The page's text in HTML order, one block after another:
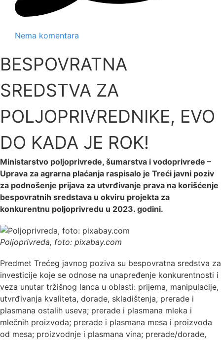
Nema komentara
BESPOVRATNA
SREDSTVA ZA
POLJOPRIVREDNIKE, EVO
DO KADA JE ROK!
Ministarstvo poljoprivrede, šumarstva i vodoprivrede –
Uprava za agrarna plaćanja raspisalo je Treći javni poziv
za podnošenje prijava za utvrđivanje prava na korišćenje
bespovratnih sredstava u okviru projekta za
konkurentnu poljoprivredu u 2023. godini.
Poljoprivreda, foto: pixabay.com
Predmet Trećeg javnog poziva su bespovratna sredstva za
investicije koje se odnose na unapređenje konkurentnosti i
veza unutar tržišnog lanca u oblasti: prijema, manipulacije,
utvrđivanja kvaliteta, dorade, skladištenja, prerade i
plasmana ostalih useva; prerade i plasmana mleka i
mlečnih proizvoda; prerade i plasmana mesa i proizvoda
od mesa; proizvodnje i plasmana vina; prerade/dorade,